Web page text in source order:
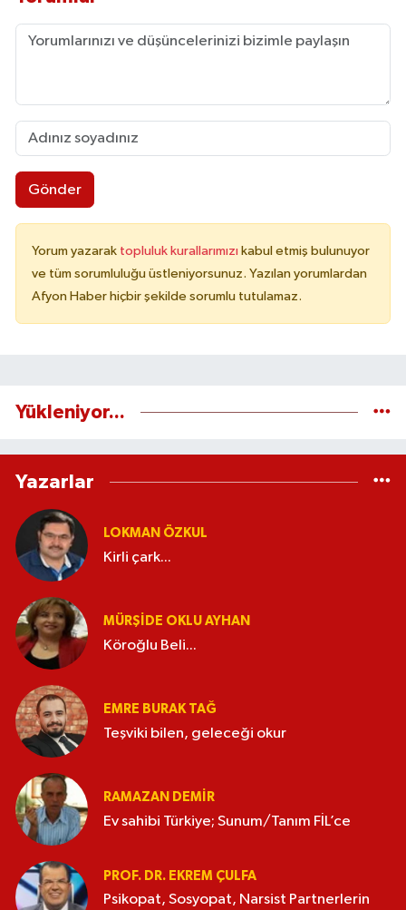
Gönder
Yorum yazarak topluluk kurallarımızı kabul etmiş bulunuyor
ve tüm sorumluluğu üstleniyorsunuz. Yazılan yorumlardan
Afyon Haber hiçbir şekilde sorumlu tutulamaz.
Yükleniyor...
Yazarlar
LOKMAN ÖZKUL
Kirli çark...
MÜRŞIDE OKLU AYHAN
Köroğlu Beli...
EMRE BURAK TAĞ
Teşviki bilen, geleceği okur
RAMAZAN DEMİR
Ev sahibi Türkiye; Sunum/Tanım FİL’ce
PROF. DR. EKREM ÇULFA
Psikopat, Sosyopat, Narsist Partnerlerin